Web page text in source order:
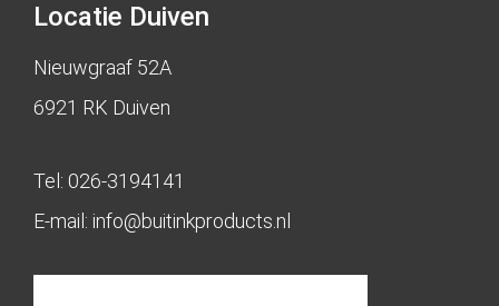
Locatie Duiven
Nieuwgraaf 52A
6921 RK Duiven
Tel: 026-3194141
E-mail: info@buitinkproducts.nl